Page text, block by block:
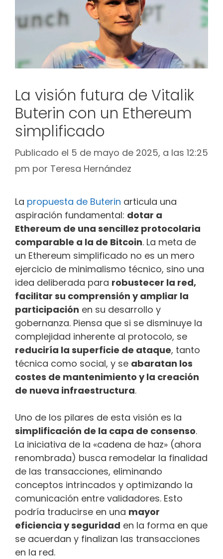
La visión futura de Vitalik
Buterin con un Ethereum
simplificado
Publicado el 5 de mayo de 2025, a las 12:25
pm por Teresa Hernández
La propuesta de Buterin articula una
aspiración fundamental: dotar a
Ethereum de una sencillez protocolaria
comparable a la de Bitcoin. La meta de
un Ethereum simplificado no es un mero
ejercicio de minimalismo técnico, sino una
idea deliberada para robustecer la red,
facilitar su comprensión y ampliar la
participación en su desarrollo y
gobernanza. Piensa que si se disminuye la
complejidad inherente al protocolo, se
reduciría la superficie de ataque, tanto
técnica como social, y se abaratan los
costes de mantenimiento y la creación
de nueva infraestructura.
Uno de los pilares de esta visión es la
simplificación de la capa de consenso.
La iniciativa de la «cadena de haz» (ahora
renombrada) busca remodelar la finalidad
de las transacciones, eliminando
conceptos intrincados y optimizando la
comunicación entre validadores. Esto
podría traducirse en una mayor
eficiencia y seguridad en la forma en que
se acuerdan y finalizan las transacciones
en la red.